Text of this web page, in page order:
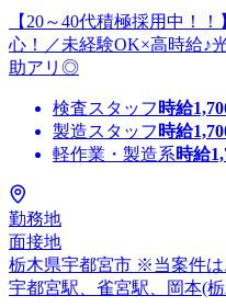
【20～40代積極採用中！
心！／未経験OK×高時給♪
助アリ◎
検査スタッフ 時給
製造スタッフ 時給
軽作業・製造系時給
勤務地
面接地
栃木県宇都宮市 ※当案件は
宇都宮駅、雀宮駅、岡本(